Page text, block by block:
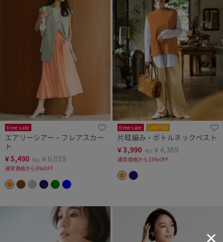
time sale
エアリーシアー・フレアスカー
ト
¥5,490 税込 ￥6,039
通常価格から8%OFF
time sale LIMITED
片畦編み・ボトルネックベスト
¥3,990 税込 ￥4,389
通常価格から33%OFF